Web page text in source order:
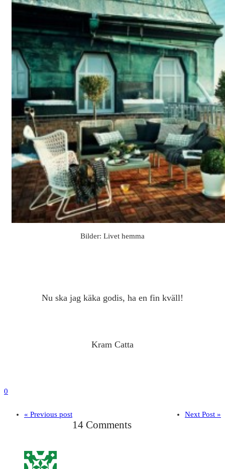
Bilder: Livet hemma
Nu ska jag käka godis, ha en fin kväll!
Kram Catta
0
« Previous post Next Post »
14 Comments